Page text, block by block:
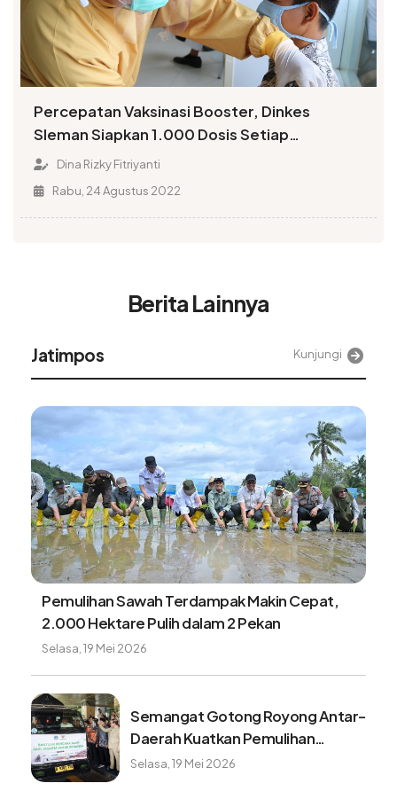
Percepatan Vaksinasi Booster, Dinkes
Sleman Siapkan 1.000 Dosis Setiap
Kelurahan
Dina Rizky Fitriyanti
Rabu, 24 Agustus 2022
Berita Lainnya
Jatimpos Kunjungi
Pemulihan Sawah Terdampak Makin Cepat,
2.000 Hektare Pulih dalam 2 Pekan
Selasa, 19 Mei 2026
Semangat Gotong Royong Antar-
Daerah Kuatkan Pemulihan
Pascabencana Sumatera
Selasa, 19 Mei 2026